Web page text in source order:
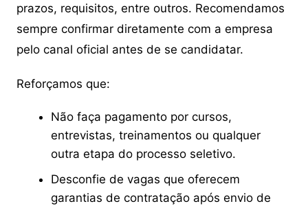
prazos, requisitos, entre outros. Recomendamos
sempre confirmar diretamente com a empresa
pelo canal oficial antes de se candidatar.
Reforçamos que:
Não faça pagamento por cursos,
entrevistas, treinamentos ou qualquer
outra etapa do processo seletivo.
Desconfie de vagas que oferecem
garantias de contratação após envio de